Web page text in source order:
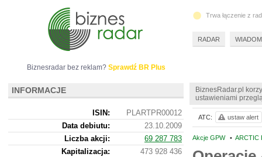
BiznesRadar.pl
ustawieniami
Akcje GPW • ARCTIC
ATC: ustaw alert
Biznesradar bez reklam? Sprawdź BR Plus
INFORMACJE
ISIN:
PLARTPR00012
Data debiutu:
23.10.2009
Liczba akcji:
69 287 783
Kapitalizacja:
473 928 436
Trwa łączenie z
RADAR